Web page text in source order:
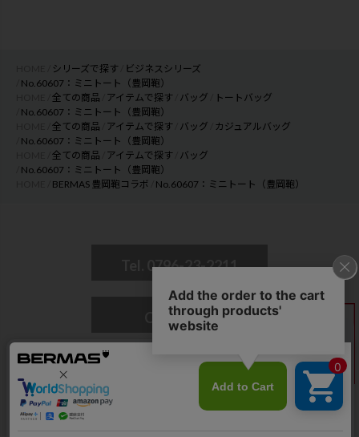
シリーズで探す
ビジネスシリーズ
No.60607：ミニトート（豊岡鞄）
全ての商品 アイテムで探す バッグ
トートバッグ
No.60607：ミニトート（豊岡鞄）
全ての商品 アイテムで探す バッグ
カジュアルバッグ
No.60607：ミニトート（豊岡鞄）
全ての商品 アイテムで探す バッグ
No.60607：ミニトート（豊岡鞄）
BERMAS 豊岡鞄コラボ No.60607：ミニトート（豊岡鞄）
Tel. 0796-23-2211
CONTACT